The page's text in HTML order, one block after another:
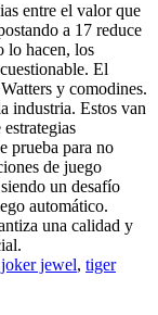
entre el valor que
a 17 reduce
lo hacen, los
El
y comodines.
industria. Estos van
prueba para no
de juego
un desafío
automático.
una calidad y
jewel, tiger